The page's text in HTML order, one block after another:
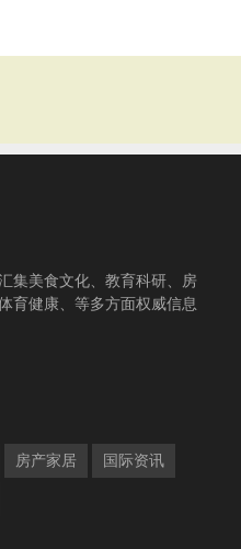
集美食文化、教育科研、房
育健康、等多方面权威信息
房产家居 国际资讯